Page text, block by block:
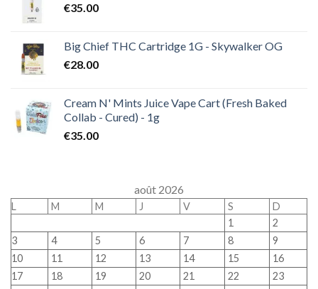
€35.00
Big Chief THC Cartridge 1G - Skywalker OG
€28.00
Cream N' Mints Juice Vape Cart (Fresh Baked
Collab - Cured) - 1g
€35.00
août 2026
L M M J V S
D
1
2
3
4 5 6 7 8
9
10
11 12 13 14 15
16
17
18 19 20 21 22
23